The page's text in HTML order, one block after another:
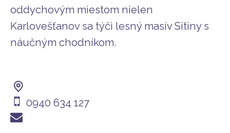
oddychovým miestom nielen
Karlovešťanov sa týči lesný masív Sitiny s
náučným chodníkom.
0940 634 127